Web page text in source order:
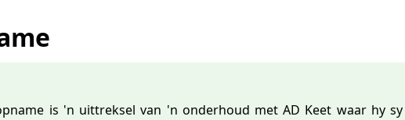
is 'n uittreksel van 'n onderhoud met AD Keet waar hy sy